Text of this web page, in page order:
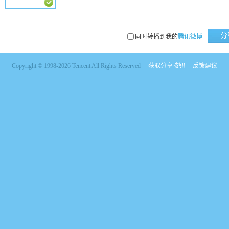
同时转播到我的腾讯微博 分
Copyright © 1998-2026 Tencent All Rights Reserved 获取分享按钮 反馈建议